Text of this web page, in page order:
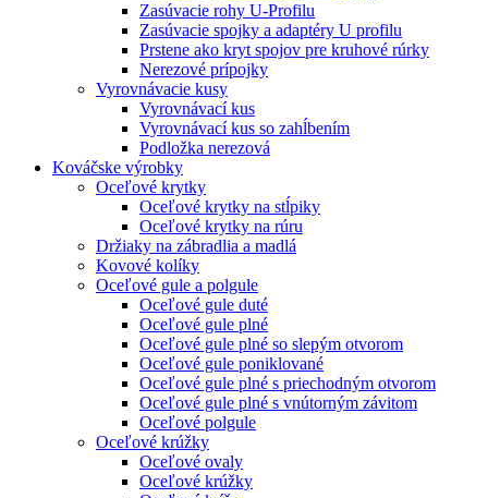
Zasúvacie rohy U-Profilu
Zasúvacie spojky a adaptéry U profilu
Prstene ako kryt spojov pre kruhové rúrky
Nerezové prípojky
Vyrovnávacie kusy
Vyrovnávací kus
Vyrovnávací kus so zahĺbením
Podložka nerezová
Kováčske výrobky
Oceľové krytky
Oceľové krytky na stĺpiky
Oceľové krytky na rúru
Držiaky na zábradlia a madlá
Kovové kolíky
Oceľové gule a polgule
Oceľové gule duté
Oceľové gule plné
Oceľové gule plné so slepým otvorom
Oceľové gule poniklované
Oceľové gule plné s priechodným otvorom
Oceľové gule plné s vnútorným závitom
Oceľové polgule
Oceľové krúžky
Oceľové ovaly
Oceľové krúžky